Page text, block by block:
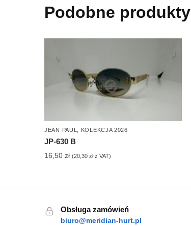
Podobne produkty
JEAN PAUL, KOLEKCJA 2026
JP-630 B
16,50zł (20,30złz VAT)
Obsługa zamówień
biuro@meridian-hurt.pl